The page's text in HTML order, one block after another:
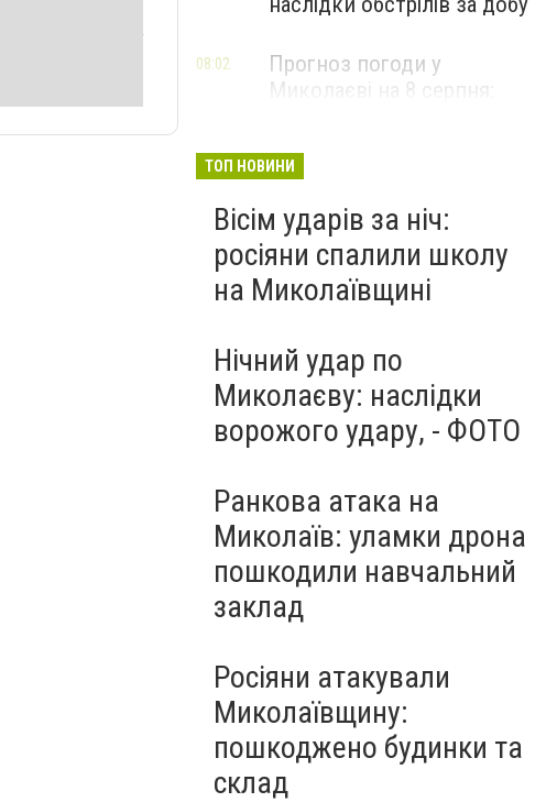
Прогноз погоди у
Миколаєві на 8 серпня:
08:02
ТОП НОВИНИ
Вісім ударів за ніч:
росіяни спалили школу
на Миколаївщині
Нічний удар по
Миколаєву: наслідки
ворожого удару, - ФОТО
Ранкова атака на
Миколаїв: уламки дрона
пошкодили навчальний
заклад
Росіяни атакували
Миколаївщину:
пошкоджено будинки та
склад